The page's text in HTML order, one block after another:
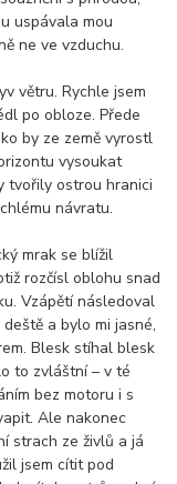
uspávala mou
ne ve vzduchu.
větru. Rychle jsem
po obloze. Přede
by ze země vyrostl
vysoukat
tvořily ostrou hranici
návratu.
mrak se blížil
rozčísl oblohu snad
Vzápětí následoval
a bylo mi jasné,
Blesk stíhal blesk
to zvláštní – v té
bez motoru i s
Ale nakonec
strach ze živlů a já
jsem cítit pod